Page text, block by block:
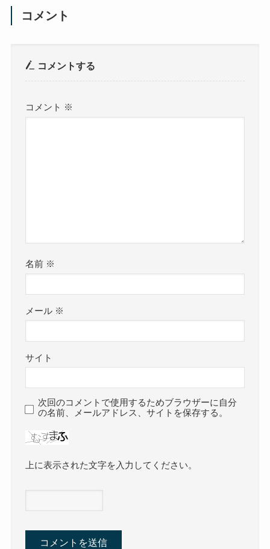
コメント
コメントする
コメント ※
名前 ※
メール ※
サイト
次回のコメントで使用するためブラウザーに自分
の名前、メールアドレス、サイトを保存する。
上に表示された文字を入力してください。